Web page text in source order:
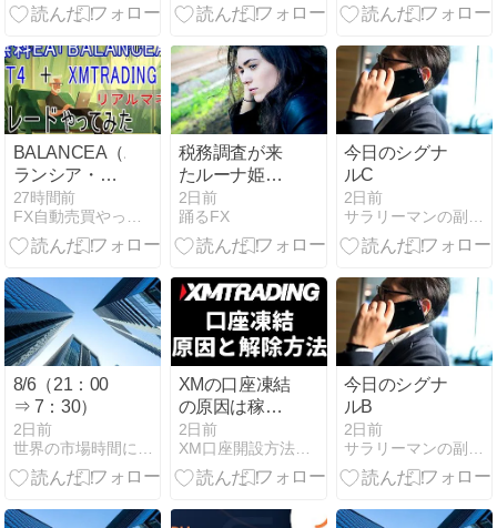
新】
恵が市場を動
底解説】
BALANCEA（バ
ランシア・リ
アルマネー）
投資：57日目
27時間前
FX自動売買やってみた | FX自動売買にトライしています
税務調査が来
たルーナ姫の
話｜社会のし
くみ｜姫森ル
ーナ
2日前
踊るFX
今日のシグナ
ルC
2日前
サラリーマンの副業に最適なＦＸ投資
8/6（21：00
⇒ 7：30）
2日前
世界の市場時間にあわせたFX投資術
XMの口座凍結
の原因は稼ぎ
すぎ？休眠と
の違い・維持
手数料・解除
イド【2026年
2日前
XM口座開設方法・キャッシュバック・ボーナスキャンペーン
今日のシグナ
ルB
2日前
サラリーマンの副業に最適なＦＸ投資